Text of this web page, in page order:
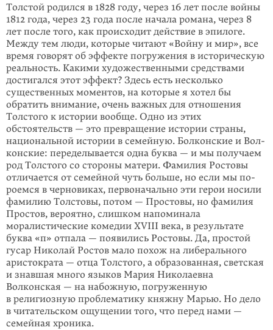
Толстой родился в 1828 году, через 16 лет после войны
1812 года, через 23 года после начала романа, через 8
лет после того, как происходит действие в эпило­ге.
Между тем люди, которые читают «Войну и мир», все
время говорят об эф­фекте погружения в историческую
реальность. Какими художественными сред­­­ствами
достигался этот эффект? Здесь есть несколько
существенных мо­ментов, на которые я хотел бы
обратить внимание, очень важных для отно­шения
Толстого к истории вообще. Одно из этих
обстоятельств — это превра­щение истории страны,
национальной истории в семейную. Болконские и Вол­
конские: переделывается одна буква — и мы получаем
род Толстого со стороны матери. Фамилия Ростовы
отличается от семейной чуть больше, но если мы по­­­
роемся в черновиках, первоначально эти герои носили
фамилию Толсто­вы, потом — Простовы, но фамилия
Простов, вероятно, слишком напоминала
моралистические комедии XVIII века, в результате
буква «п» отпала — появи­лись Ростовы. Да, простой
гусар Николай Ростов мало похож на либерального
аристократа — отца Толстого, а образованная, светская
и знавшая много языков Мария Николаевна
Волконская — на набожную, погруженную
в религиозную проблематику княжну Марью. Но дело
в читательском ощущении того, что перед нами —
семейная хроника.